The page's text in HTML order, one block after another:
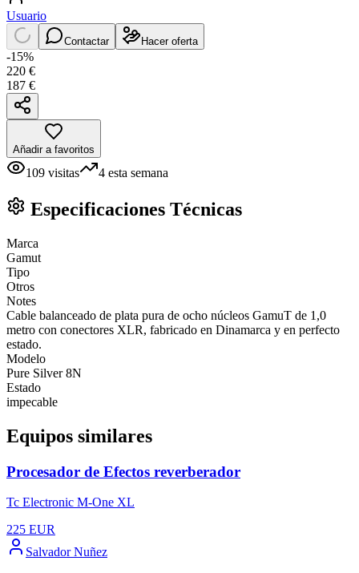
Usuario
Contactar Hacer oferta
-15%
220 €
187 €
Añadir a favoritos
109 visitas 4 esta semana
Especificaciones Técnicas
Marca
Gamut
Tipo
Otros
Notes
Cable balanceado de plata pura de ocho núcleos GamuT de 1,0
metro con conectores XLR, fabricado en Dinamarca y en perfecto
estado.
Modelo
Pure Silver 8N
Estado
impecable
Equipos similares
Procesador de Efectos reverberador
Tc Electronic M-One XL
225 EUR
Salvador Nuñez